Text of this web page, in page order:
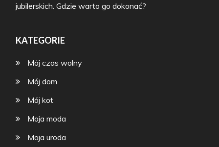
jubilerskich. Gdzie warto go dokonać?
KATEGORIE
Mój czas wolny
Mój dom
Mój kot
Moja moda
Moja uroda